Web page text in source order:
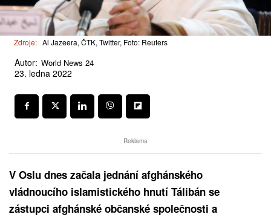
Zdroje: Al Jazeera, ČTK, Twitter, Foto: Reuters
Autor: World News 24
23. ledna 2022
Reklama
V Oslu dnes začala jednání afghánského
vládnoucího islamistického hnutí Tálibán se
zástupci afghánské občanské společnosti a